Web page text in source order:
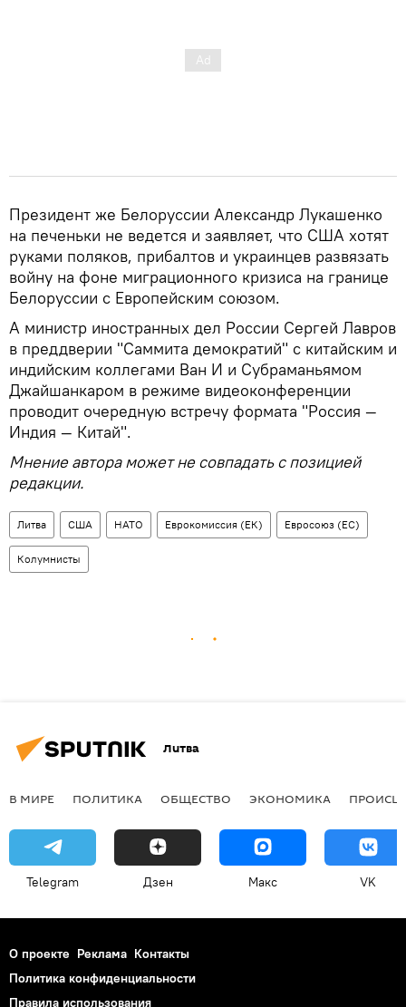
Президент же Белоруссии Александр Лукашенко
на печеньки не ведется и заявляет, что США хотят
руками поляков, прибалтов и украинцев развязать
войну на фоне миграционного кризиса на границе
Белоруссии с Европейским союзом.
А министр иностранных дел России Сергей Лавров
в преддверии "Саммита демократий" с китайским и
индийским коллегами Ван И и Субраманьямом
Джайшанкаром в режиме видеоконференции
проводит очередную встречу формата "Россия —
Индия — Китай".
Мнение автора может не совпадать с позицией
редакции.
Литва США НАТО Еврокомиссия (ЕК) Евросоюз (ЕС)
Колумнисты
Литва
В МИРЕ ПОЛИТИКА ОБЩЕСТВО ЭКОНОМИКА
Telegram Дзен Макс VK
О проекте Реклама Контакты
Политика конфиденциальности
Правила использования